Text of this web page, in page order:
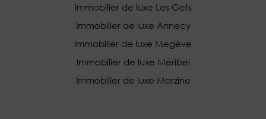
Immobilier de luxe Les Gets
Immobilier de luxe Annecy
Immobilier de luxe Megève
Immobilier de luxe Méribel
Immobilier de luxe Morzine